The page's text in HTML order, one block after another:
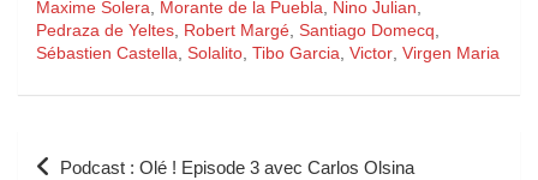
Maxime Solera, Morante de la Puebla, Nino Julian,
Pedraza de Yeltes, Robert Margé, Santiago Domecq,
Sébastien Castella, Solalito, Tibo Garcia, Victor, Virgen Maria
Navigation
Podcast : Olé ! Episode 3 avec Carlos Olsina